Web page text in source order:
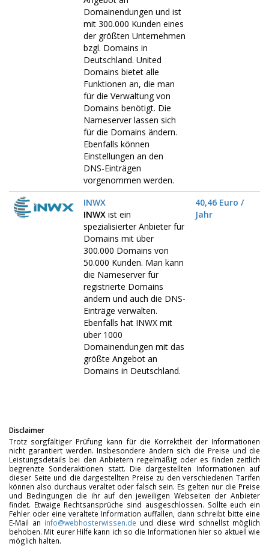
Domainendungen und ist
mit 300.000 Kunden eines
der größten Unternehmen
bzgl. Domains in
Deutschland. United
Domains bietet alle
Funktionen an, die man
für die Verwaltung von
Domains benötigt. Die
Nameserver lassen sich
für die Domains ändern.
Ebenfalls können
Einstellungen an den
DNS-Einträgen
vorgenommen werden.
INWX
INWX ist ein
spezialisierter Anbieter für
Domains mit über
300.000 Domains von
50.000 Kunden. Man kann
die Nameserver für
registrierte Domains
ändern und auch die DNS-
Einträge verwalten.
Ebenfalls hat INWX mit
über 1000
Domainendungen mit das
größte Angebot an
Domains in Deutschland.
40,46 Euro /
Jahr
Disclaimer
Trotz sorgfältiger Prüfung kann für die Korrektheit der Informationen
nicht garantiert werden. Insbesondere ändern sich die Preise und die
Leistungsdetails bei den Anbietern regelmäßig oder es finden zeitlich
begrenzte Sonderaktionen statt. Die dargestellten Informationen auf
dieser Seite und die dargestellten Preise zu den verschiedenen Tarifen
können also durchaus veraltet oder falsch sein. Es gelten nur die Preise
und Bedingungen die ihr auf den jeweiligen Webseiten der Anbieter
findet. Etwaige Rechtsansprüche sind ausgeschlossen. Sollte euch ein
Fehler oder eine veraltete Information auffallen, dann schreibt bitte eine
E-Mail an info@webhosterwissen.de und diese wird schnellst möglich
behoben. Mit eurer Hilfe kann ich so die Informationen hier so aktuell wie
möglich halten.